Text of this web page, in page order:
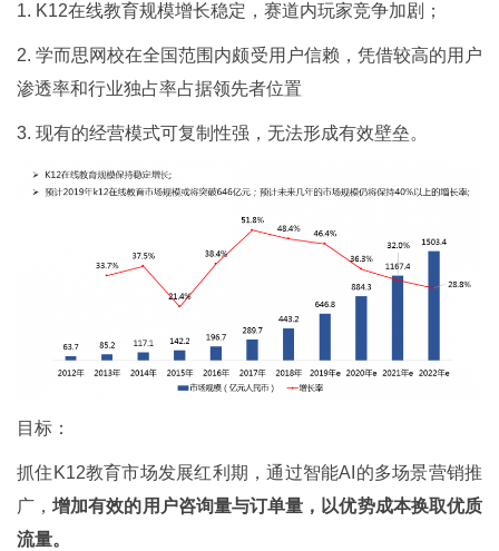
1. K12在线教育规模增长稳定，赛道内玩家竞争加剧；
2.学而思网校在全国范围内颇受用户信赖，凭借较高的用户
渗透率和行业独占率占据领先者位置
3. 现有的经营模式可复制性强，无法形成有效壁垒。
目标：
抓住K12教育市场发展红利期，通过智能AI的多场景营销推
广，增加有效的用户咨询量与订单量，以优势成本换取优质
流量。